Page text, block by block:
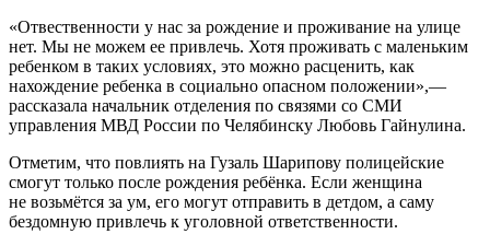
«Отвественности у нас за рождение и проживание на улице
нет. Мы не можем ее привлечь. Хотя проживать с маленьким
ребенком в таких условиях, это можно расценить, как
нахождение ребенка в социально опасном положении»,—
рассказала начальник отделения по связями со СМИ
управления МВД России по Челябинску Любовь Гайнулина.
Отметим, что повлиять на Гузаль Шарипову полицейские
смогут только после рождения ребёнка. Если женщина
не возьмётся за ум, его могут отправить в детдом, а саму
бездомную привлечь к уголовной ответственности.